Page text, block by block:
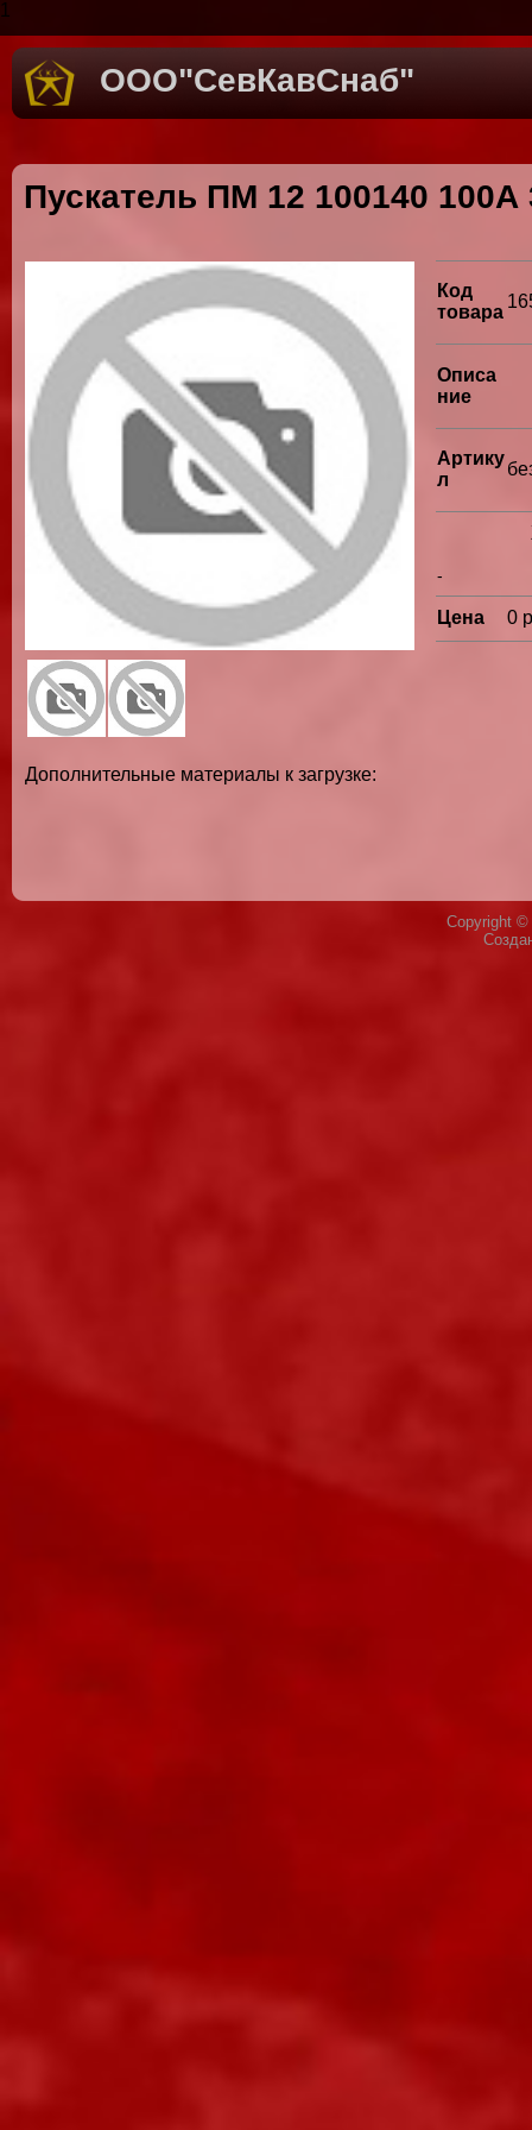
1
ООО"СевКавСнаб"
Пускатель ПМ 12 100140
Дополнительные материалы к загрузке:
Код
товара
Описа
ние
Артику
л
-
Цена 0
Copyright